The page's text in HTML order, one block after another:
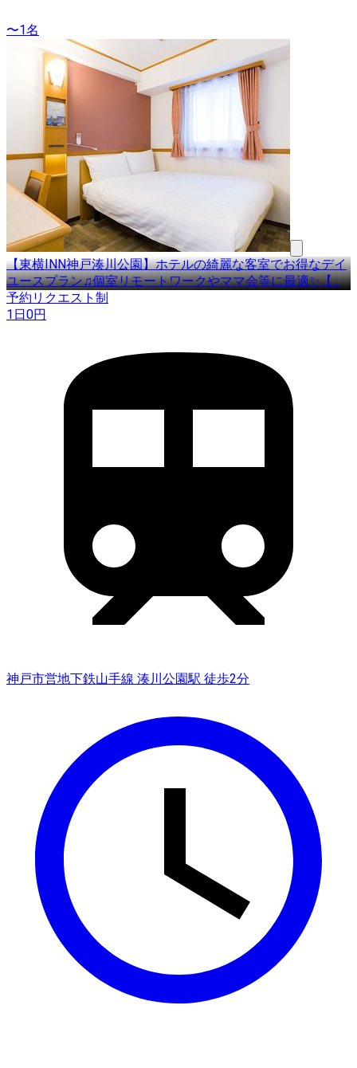
〜1名
【東横INN神戸湊川公園】ホテルの綺麗な客室でお得なデイ
ユースプラン♫個室リモートワークやママ会等に最適✨【…
予約リクエスト制
1日0円
神戸市営地下鉄山手線 湊川公園駅 徒歩2分